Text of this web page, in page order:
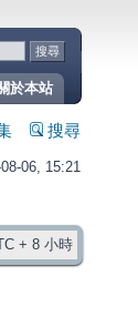
於本站
搜尋
06, 15:21
+ 8 小時